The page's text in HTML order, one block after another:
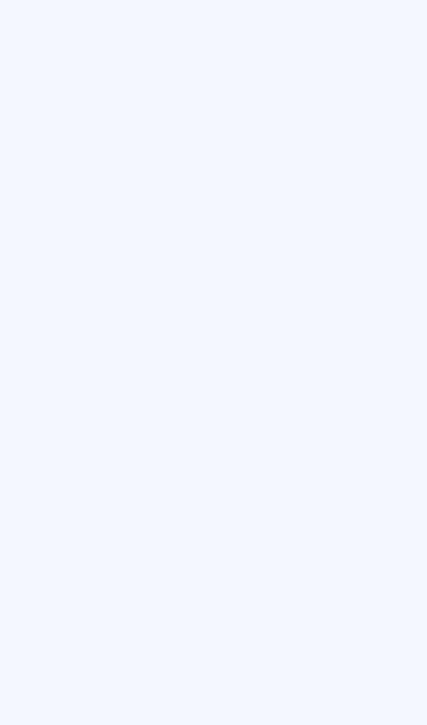
ッジSE）】グローバル開発/日本と海外を繋ぐ/リモート可
職]施設長候補/残業平均16h/ホテルの様な住空間の介護施設
理】未経験歓迎！故人とご遺族の想いをつなぐ整理スタッフ
総合職]施設長候補/残業平均16h/ホテルの様な住空間の介護施設
職]残業平均16h/ホテルの様な住空間の介護施設
専門職]残業平均16h/ホテルの様な住空間の介護施設
定残業代あり)】3D×AI/WEB面接◎/年休125日